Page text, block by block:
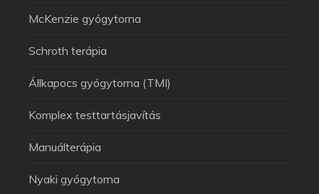
McKenzie gyógytorna
Schroth terápia
Állkapocs gyógytorna (TMI)
Komplex testtartásjavítás
Manuálterápia
Nyaki gyógytorna